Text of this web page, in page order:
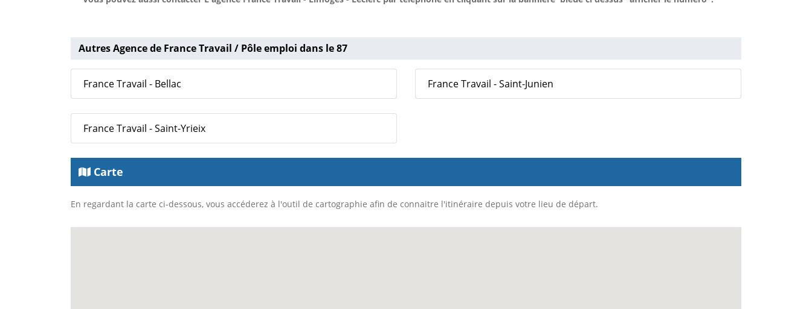
Autres Agence de France Travail / Pôle emploi dans le 87
France Travail - Bellac France Travail - Saint-Junien
France Travail - Saint-Yrieix
Carte
En regardant la carte ci-dessous, vous accéderez à l'outil de cartographie afin de connaitre l'itinéraire depuis votre lieu de départ.